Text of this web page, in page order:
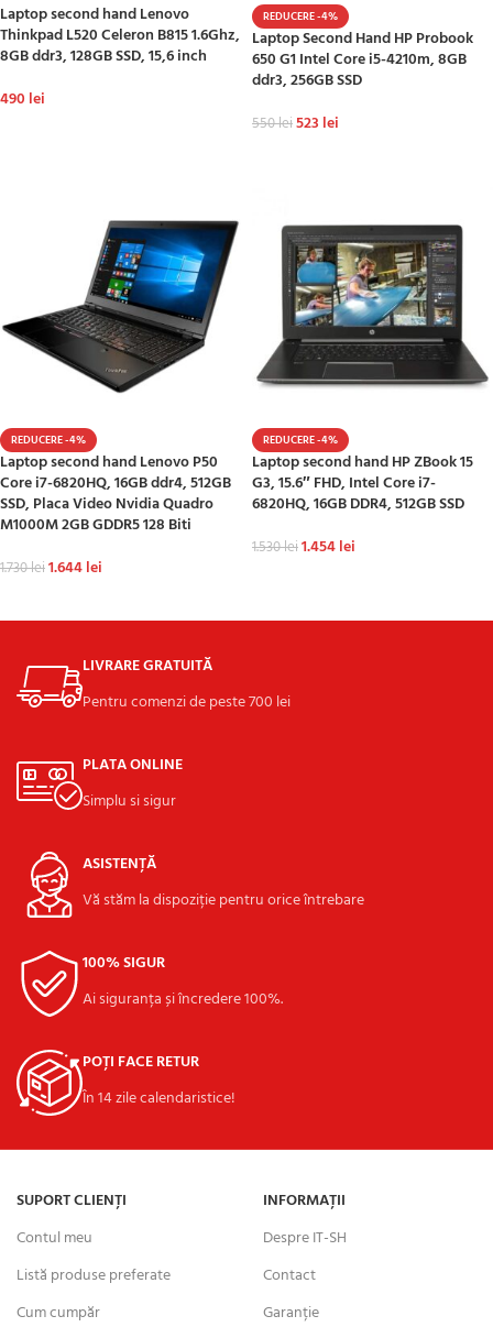
Laptop second hand Lenovo
Thinkpad L520 Celeron B815 1.6Ghz,
8GB ddr3, 128GB SSD, 15,6 inch
490 lei
REDUCERE -4%
Laptop Second Hand HP Probook
650 G1 Intel Core i5-4210m, 8GB
ddr3, 256GB SSD
550lei523 lei
REDUCERE -4%
Laptop second hand Lenovo P50
Core i7-6820HQ, 16GB ddr4, 512GB
SSD, Placa Video Nvidia Quadro
M1000M 2GB GDDR5 128 Biti
1.730lei1.644lei
REDUCERE -4%
Laptop second hand HP ZBook 15
G3, 15.6″ FHD, Intel Core i7-
6820HQ, 16GB DDR4, 512GB SSD
1.530lei1.454lei
LIVRARE GRATUITĂ
Pentru comenzi de peste 700 lei
PLATA ONLINE
Simplu si sigur
ASISTENȚĂ
Vă stăm la dispoziție pentru orice întrebare
100% SIGUR
Ai siguranța și încredere 100%.
POȚI FACE RETUR
În 14 zile calendaristice!
SUPORT CLIENȚI
Contul meu
Listă produse preferate
Cum cumpăr
INFORMAȚII
Despre IT-SH
Contact
Garanție